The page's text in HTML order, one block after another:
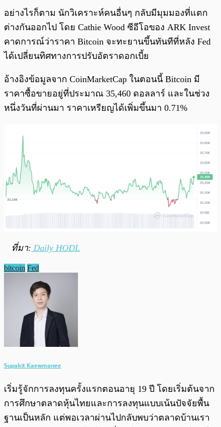
อย่างไรก็ตาม นักวิเคราะห์คนอื่นๆ กลับมีมุมมองที่แตก
ต่างกันออกไป โดย Cathie Wood ซีอีโอของ ARK Invest
คาดการณ์ว่าราคา Bitcoin จะทะยานขึ้นทันทีที่หลัง Fed
ได้เปลี่ยนทิศทางการปรับอัตราดอกเบี้ย
อ้างอิงข้อมูลจาก CoinMarketCap ในตอนนี้ Bitcoin มี
ราคาซื้อขายอยู่ที่ประมาณ 35,460 ดอลลาร์ และในช่วง
หนึ่งวันที่ผ่านมา ราคาเหรียญได้เพิ่มขึ้นมา 0.71%
ที่มา: Daily HODL
bitcoin Fed
Supakit Kaewmanee
เริ่มรู้จักการลงทุนครั้งแรกตอนอายุ 19 ปี โดยเริ่มต้นจาก
การศึกษาตลาดหุ้นไทยและการลงทุนแบบเน้นปัจจัยพื้น
ฐานเป็นหลัก แต่พอเวลาผ่านไปกลับพบว่าตลาดบ้านเรา